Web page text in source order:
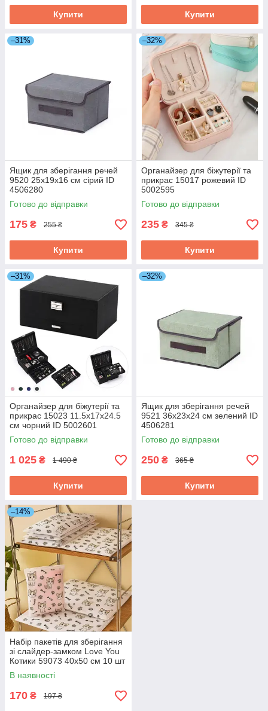
Купити Купити
–31%
Ящик для зберігання речей
9520 25х19х16 см сірий ID
4506280
Готово до відправки
175 ₴ 255 ₴
Купити
–32%
Органайзер для біжутерії та
прикрас 15017 рожевий ID
5002595
Готово до відправки
235 ₴ 345 ₴
Купити
–31%
Органайзер для біжутерії та
прикрас 15023 11.5х17х24.5
см чорний ID 5002601
Готово до відправки
1 025 ₴ 1 490 ₴
Купити
–32%
Ящик для зберігання речей
9521 36х23х24 см зелений ID
4506281
Готово до відправки
250 ₴ 365 ₴
Купити
–14%
Набір пакетів для зберігання
зі слайдер-замком Love You
Котики 59073 40х50 см 10 шт
ID 5234153
В наявності
170 ₴ 197 ₴